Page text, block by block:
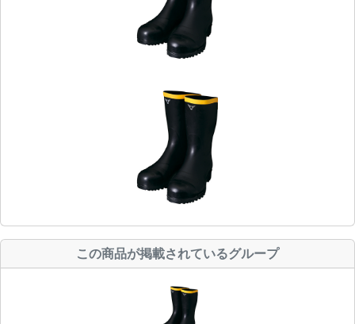
この商品が掲載されているグループ